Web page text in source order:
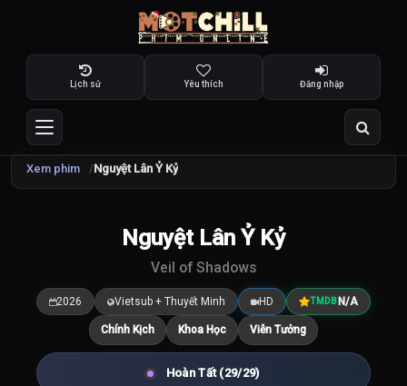
Lịch sử Yêu thích Đăng nhập
Xem phim Nguyệt Lân Ỷ Kỷ
Nguyệt Lân Ỷ Kỷ
Veil of Shadows
2026 Vietsub + Thuyết Minh HD TMDB N/A
Chính Kịch Khoa Học Viễn Tưởng
Hoàn Tất (29/29)